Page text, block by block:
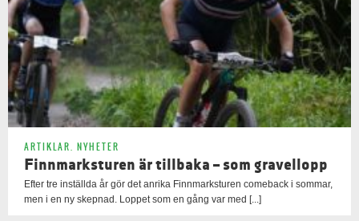
ARTIKLAR, NYHETER
Finnmarksturen är tillbaka – som gravellopp
Efter tre inställda år gör det anrika Finnmarksturen comeback i sommar,
men i en ny skepnad. Loppet som en gång var med [...]